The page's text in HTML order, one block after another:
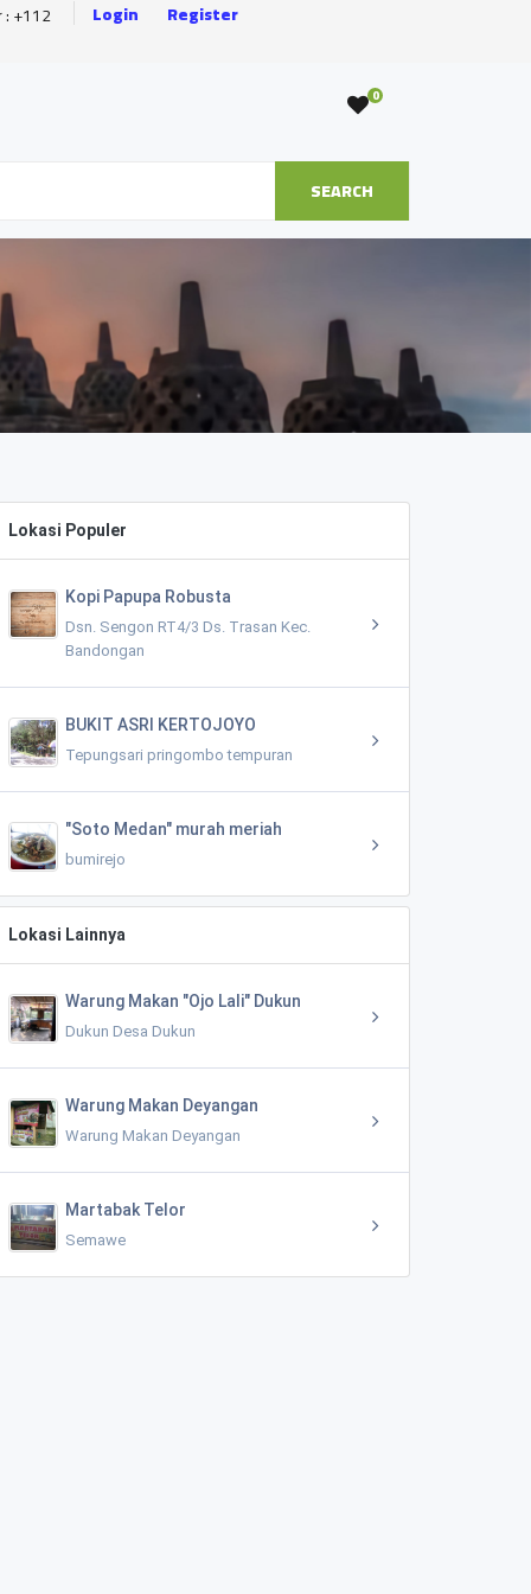
: +112 Login Register
0
SEARCH
Lokasi Populer
Kopi Papupa Robusta
Dsn. Sengon RT4/3 Ds. Trasan Kec.
Bandongan
BUKIT ASRI KERTOJOYO
Tepungsari pringombo tempuran
"Soto Medan" murah meriah
bumirejo
Lokasi Lainnya
Warung Makan "Ojo Lali" Dukun
Dukun Desa Dukun
Warung Makan Deyangan
Warung Makan Deyangan
Martabak Telor
Semawe